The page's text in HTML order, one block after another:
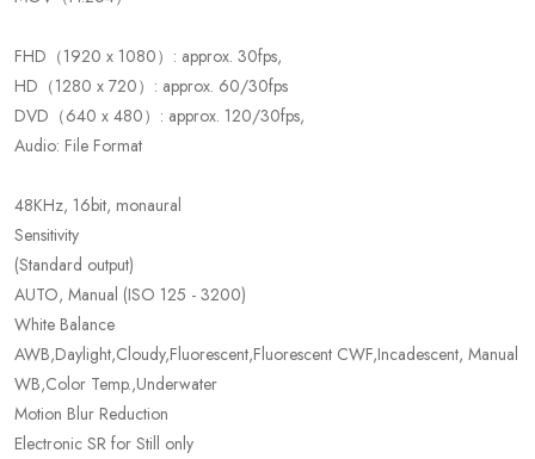
FHD（1920 x 1080）: approx. 30fps,
HD（1280 x 720）: approx. 60/30fps
DVD（640 x 480）: approx. 120/30fps,
Audio: File Format
48KHz, 16bit, monaural
Sensitivity
(Standard output)
AUTO, Manual (ISO 125 - 3200)
White Balance
AWB,Daylight,Cloudy,Fluorescent,Fluorescent CWF,Incadescent, Manual
WB,Color Temp.,Underwater
Motion Blur Reduction
Electronic SR for Still only